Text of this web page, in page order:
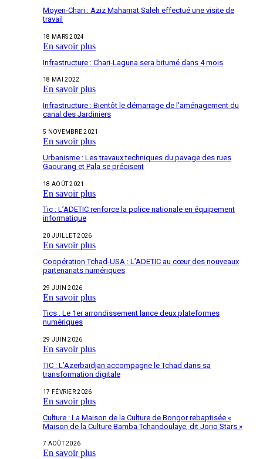
Moyen-Chari : Aziz Mahamat Saleh effectué une visite de
travail
18 MARS 2024
En savoir plus
Infrastructure : Chari-Laguna sera bitumé dans 4 mois
18 MAI 2022
En savoir plus
Infrastructure : Bientôt le démarrage de l’aménagement du
canal des Jardiniers
5 NOVEMBRE 2021
En savoir plus
Urbanisme : Les travaux techniques du pavage des rues
Gaourang et Pala se précisent
18 AOÛT 2021
En savoir plus
Tic : L’ADETIC renforce la police nationale en équipement
informatique
20 JUILLET 2026
En savoir plus
Coopération Tchad-USA : L’ADETIC au cœur des nouveaux
partenariats numériques
29 JUIN 2026
En savoir plus
Tics : Le 1er arrondissement lance deux plateformes
numériques
29 JUIN 2026
En savoir plus
TIC : L’Azerbaïdjan accompagne le Tchad dans sa
transformation digitale
17 FÉVRIER 2026
En savoir plus
Culture : La Maison de la Culture de Bongor rebaptisée «
Maison de la Culture Bamba Tchandoulaye, dit Jorio Stars »
7 AOÛT 2026
En savoir plus